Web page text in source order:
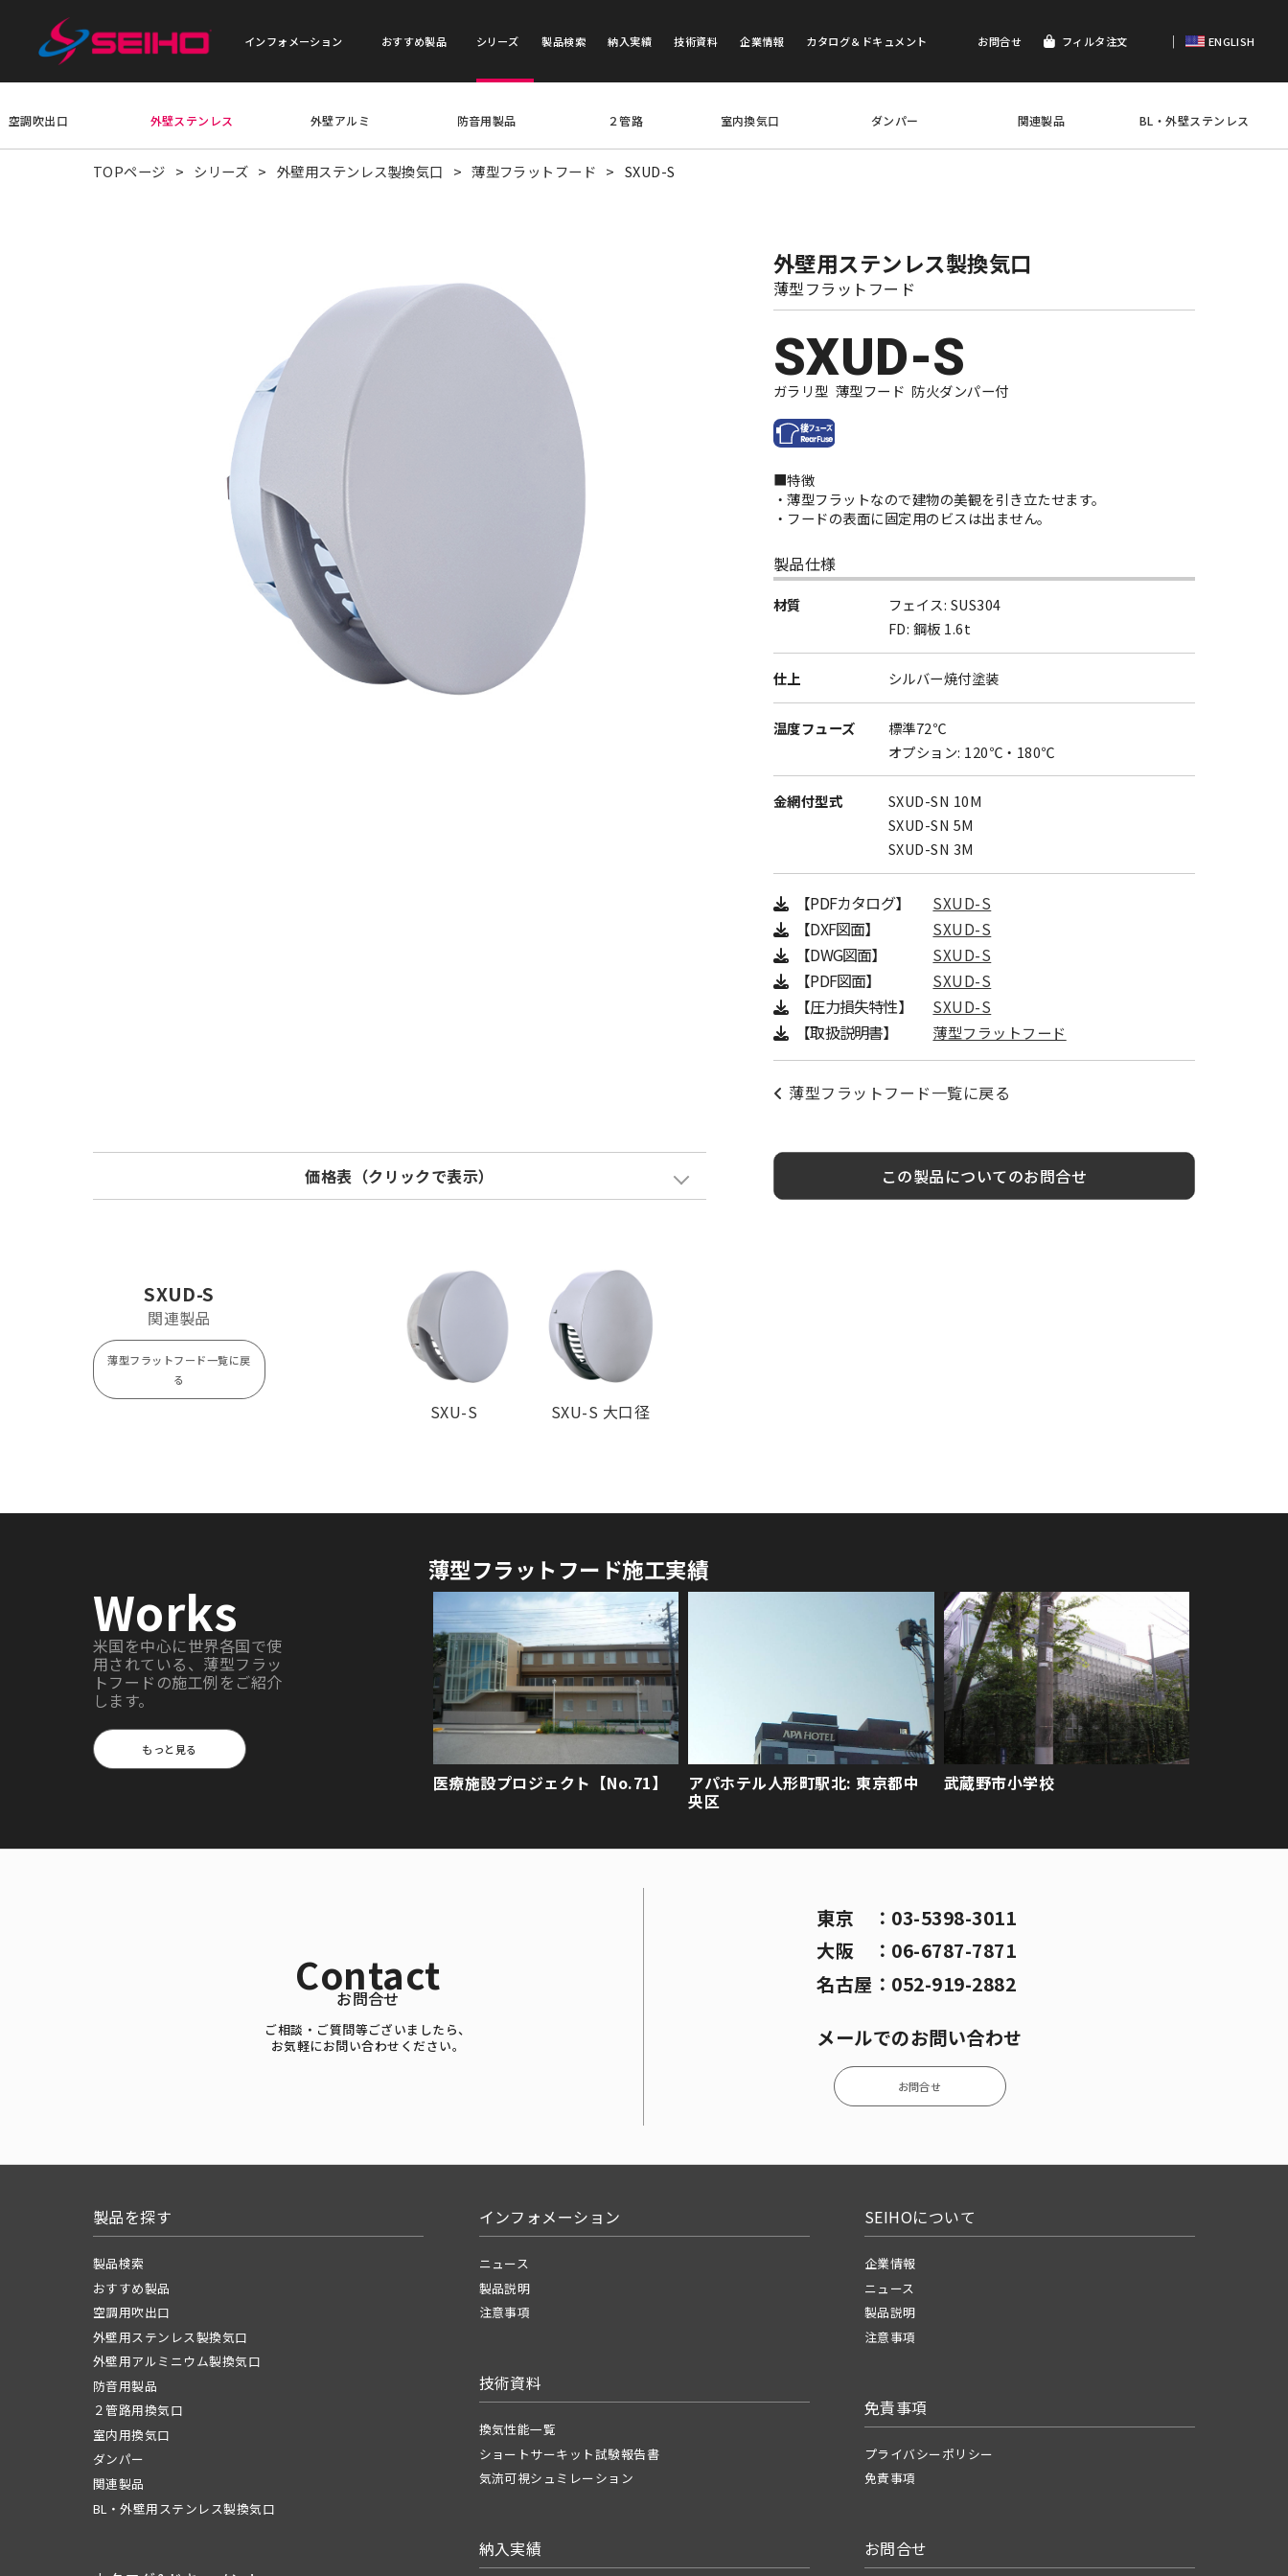
インフォメーション おすすめ製品 シリーズ 製品検索 納入実績 技術資料 企業情報 カタログ＆ドキュメント お問合せ フィルタ注文 ｜ ENGLISH
空調吹出口 外壁ステンレス 外壁アルミ 防音用製品 ２管路 室内換気口 ダンパー 関連製品 BL・外壁ステンレス
TOPページ シリーズ 外壁用ステンレス製換気口 薄型フラットフード SXUD-S
外壁用ステンレス製換気口
薄型フラットフード
SXUD-S
ガラリ型 薄型フード 防火ダンパー付
■特徴
・薄型フラットなので建物の美観を引き立たせます。
・フードの表面に固定用のビスは出ません。
製品仕様
材質
フェイス: SUS304
FD: 鋼板 1.6t
仕上 シルバー焼付塗装
温度フューズ
標準72℃
オプション: 120℃・180℃
金網付型式
SXUD-SN 10M
SXUD-SN 5M
SXUD-SN 3M
【PDFカタログ】 SXUD-S
【DXF図面】 SXUD-S
【DWG図面】 SXUD-S
【PDF図面】 SXUD-S
【圧力損失特性】 SXUD-S
【取扱説明書】 薄型フラットフード
薄型フラットフード一覧に戻る
価格表（クリックで表示）
¥ 600
¥ 1,700
SXUD125S
¥ 1,200
¥ 2,500
SXUD150S
¥ 1,200
¥ 2,500
SXUD200S
¥ 2,100 ¥ 3,200
この製品についてのお問合せ
SXUD-S
関連製品
薄型フラットフード一覧に戻
る
SXU-S SXU-S 大口径
Works
米国を中心に世界各国で使
用されている、薄型フラッ
トフードの施工例をご紹介
します。
もっと見る
薄型フラットフード施工実績
医療施設プロジェクト【No.71】 アパホテル人形町駅北: 東京都中
央区
武蔵野市小学校
Contact
お問合せ
ご相談・ご質問等ございましたら、
お気軽にお問い合わせください。
東京 ： 03-5398-3011
大阪
： 06-6787-7871
名古屋 ： 052-919-2882
メールでのお問い合わせ
お問合せ
製品を探す
製品検索
おすすめ製品
空調用吹出口
外壁用ステンレス製換気口
外壁用アルミニウム製換気口
防音用製品
２管路用換気口
室内用換気口
ダンパー
関連製品
BL・外壁用ステンレス製換気口
インフォメーション
ニュース
製品説明
注意事項
技術資料
換気性能一覧
ショートサーキット試験報告書
気流可視シュミレーション
納入実績
SEIHOについて
企業情報
ニュース
製品説明
注意事項
免責事項
プライバシーポリシー
免責事項
お問合せ